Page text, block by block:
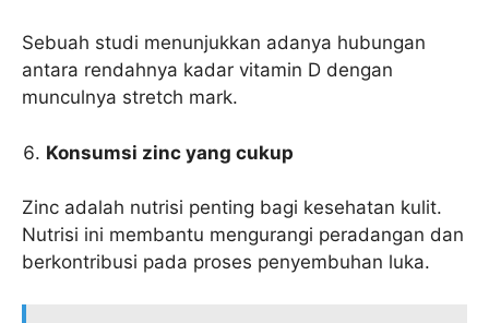
Sebuah studi menunjukkan adanya hubungan
antara rendahnya kadar vitamin D dengan
munculnya stretch mark.
Konsumsi zinc yang cukup
Zinc adalah nutrisi penting bagi kesehatan kulit.
Nutrisi ini membantu mengurangi peradangan dan
berkontribusi pada proses penyembuhan luka.